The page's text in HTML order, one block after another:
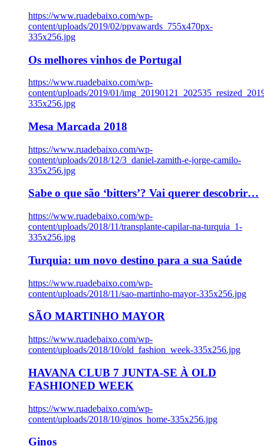
https://www.ruadebaixo.com/wp-
content/uploads/2019/02/ppvawards_755x470px-
335x256.jpg
Os melhores vinhos de Portugal
https://www.ruadebaixo.com/wp-
content/uploads/2019/01/
335x256.jpg
Mesa Marcada 2018
https://www.ruadebaixo.com/wp-
content/uploads/2018/12/3_daniel-zamith-e-jorge-camilo-
335x256.jpg
Sabe o que são ‘bitters’? Vai querer descobrir…
https://www.ruadebaixo.com/wp-
content/uploads/2018/11/transplante-capilar-na-turquia_1-
335x256.jpg
Turquia: um novo destino para a sua Saúde
https://www.ruadebaixo.com/wp-
content/uploads/2018/11/sao-martinho-mayor-335x256.jpg
SÃO MARTINHO MAYOR
https://www.ruadebaixo.com/wp-
content/uploads/2018/10/old_fashion_week-335x256.jpg
HAVANA CLUB 7 JUNTA-SE À OLD
FASHIONED WEEK
https://www.ruadebaixo.com/wp-
content/uploads/2018/10/ginos_home-335x256.jpg
Ginos